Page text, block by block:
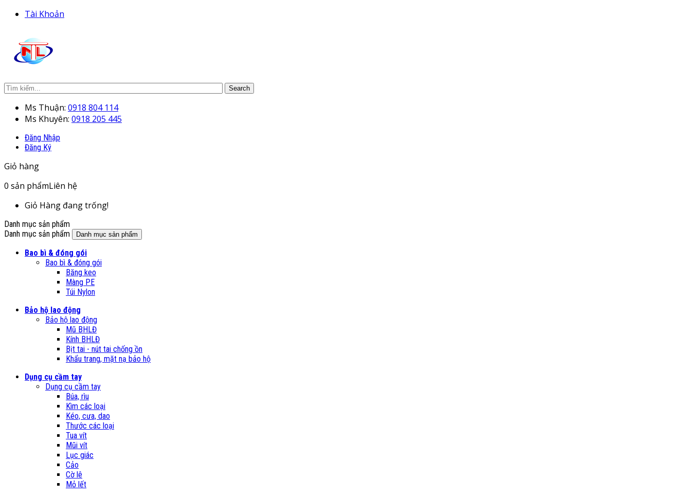
Tài Khoản
Search
Ms Thuận: 0918 804 114
Ms Khuyên: 0918 205 445
Đăng Nhập
Đăng Ký
Giỏ hàng
0 sản phẩmLiên hệ
Giỏ Hàng đang trống!
Danh mục sản phẩm
Danh mục sản phẩm
Danh mục sản phẩm
Bao bì & đóng gói
Bao bì & đóng gói
Băng keo
Màng PE
Túi Nylon
Bảo hộ lao động
Bảo hộ lao động
Mũ BHLĐ
Kính BHLĐ
Bịt tai - nút tai chống ồn
Khẩu trang, mặt nạ bảo hộ
Dụng cụ cầm tay
Dụng cụ cầm tay
Búa, rìu
Kìm các loại
Kéo, cưa, dao
Thước các loại
Tua vít
Mũi vít
Lục giác
Cảo
Cờ lê
Mỏ lết